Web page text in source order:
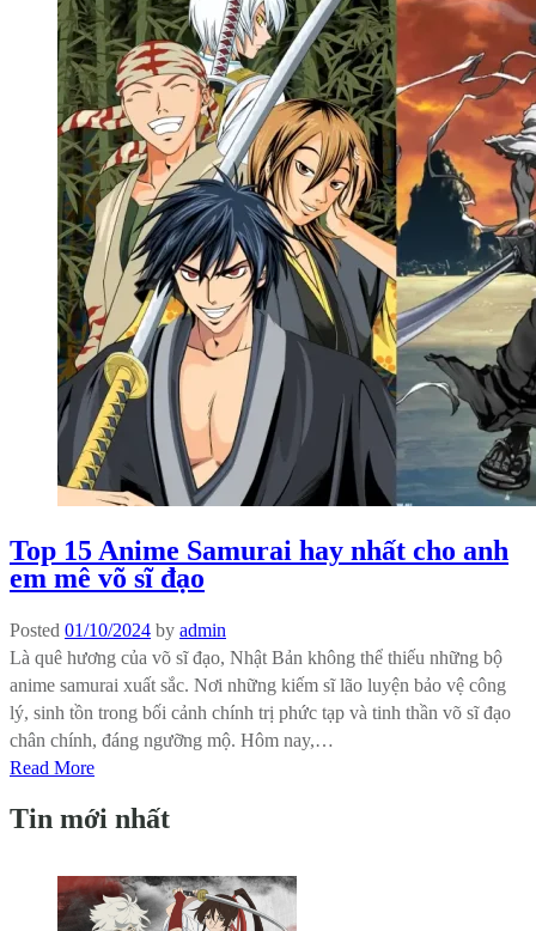
Top 15 Anime Samurai hay nhất cho anh
em mê võ sĩ đạo
Posted 01/10/2024 by admin
Là quê hương của võ sĩ đạo, Nhật Bản không thể thiếu những bộ
anime samurai xuất sắc. Nơi những kiếm sĩ lão luyện bảo vệ công
lý, sinh tồn trong bối cảnh chính trị phức tạp và tinh thần võ sĩ đạo
chân chính, đáng ngưỡng mộ. Hôm nay,…
Read More
Tin mới nhất